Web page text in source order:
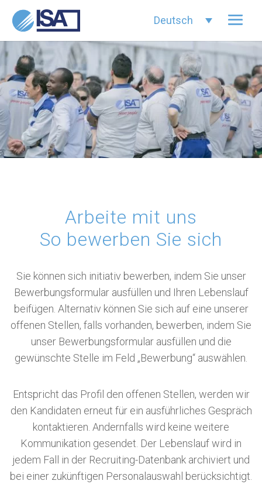
Deutsch
Arbeite mit uns
So bewerben Sie sich
Sie können sich initiativ bewerben, indem Sie unser
Bewerbungsformular ausfüllen und Ihren Lebenslauf
beifügen. Alternativ können Sie sich auf eine unserer
offenen Stellen, falls vorhanden, bewerben, indem Sie
unser Bewerbungsformular ausfüllen und die
gewünschte Stelle im Feld „Bewerbung“ auswählen.
Entspricht das Profil den offenen Stellen, werden wir
den Kandidaten erneut für ein ausführliches Gespräch
kontaktieren. Andernfalls wird keine weitere
Kommunikation gesendet. Der Lebenslauf wird in
jedem Fall in der Recruiting-Datenbank archiviert und
bei einer zukünftigen Personalauswahl berücksichtigt.